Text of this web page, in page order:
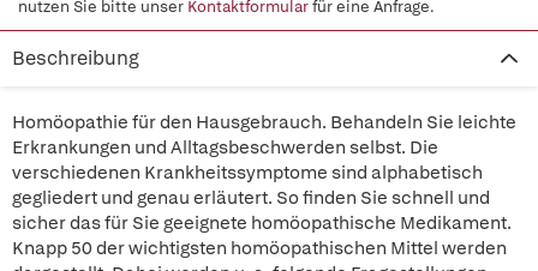
nutzen Sie bitte unser Kontaktformularfür eine Anfrage.
Beschreibung
Homöopathie für den Hausgebrauch. Behandeln Sie leichte
Erkrankungen und Alltagsbeschwerden selbst. Die
verschiedenen Krankheitssymptome sind alphabetisch
gegliedert und genau erläutert. So finden Sie schnell und
sicher das für Sie geeignete homöopathische Medikament.
Knapp 50 der wichtigsten homöopathischen Mittel werden